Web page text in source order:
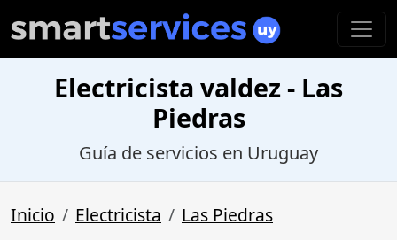
Electricista valdez - Las
Piedras
Guía de servicios en Uruguay
Inicio Electricista Las Piedras